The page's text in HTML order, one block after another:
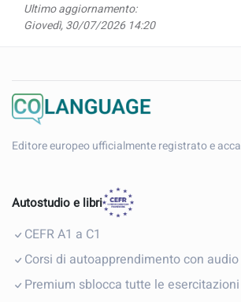
Ultimo aggiornamento:
Giovedì, 30/07/2026 14:20
Editore europeo ufficialmente registrato e
Autostudio e libri
CEFR A1 a C1
Corsi di autoapprendimento con audio
Premium sblocca tutte le esercitazioni